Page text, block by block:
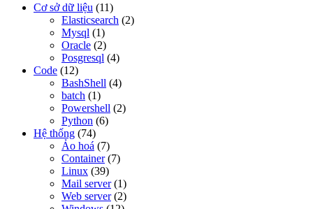
Cơ sở dữ liệu (11)
Elasticsearch (2)
Mysql (1)
Oracle (2)
Posgresql (4)
Code (12)
BashShell (4)
batch (1)
Powershell (2)
Python (6)
Hệ thống (74)
Ảo hoá (7)
Container(7)
Linux (39)
Mail server(1)
Web server(2)